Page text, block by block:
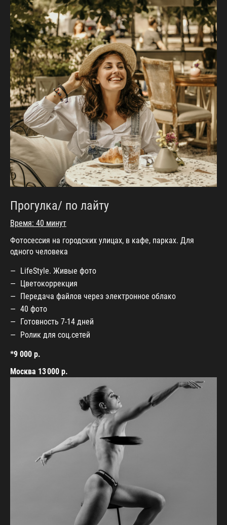
Прогулка/ по лайту
Время: 40 минут
Фотосессия на городских улицах, в кафе, парках. Для
одного человека
LifeStyle. Живые фото
Цветокоррекция
Передача файлов через электронное облако
40 фото
Готовность 7-14 дней
Ролик для соц.сетей
*9 000 р.
Москва 13 000 р.